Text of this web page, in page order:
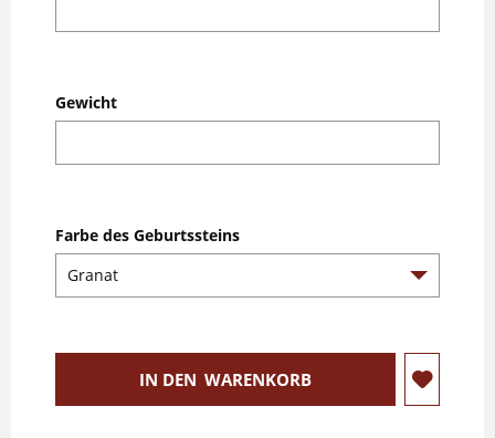
Gewicht
Farbe des Geburtssteins
IN DEN WARENKORB